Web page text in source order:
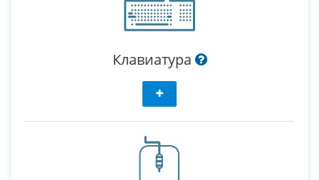
Клавиатура